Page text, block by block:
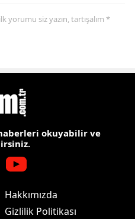
yorumu siz yazın, tartışalım *
okuyabilir ve
Hakkımızda
Gizlilik Politikası